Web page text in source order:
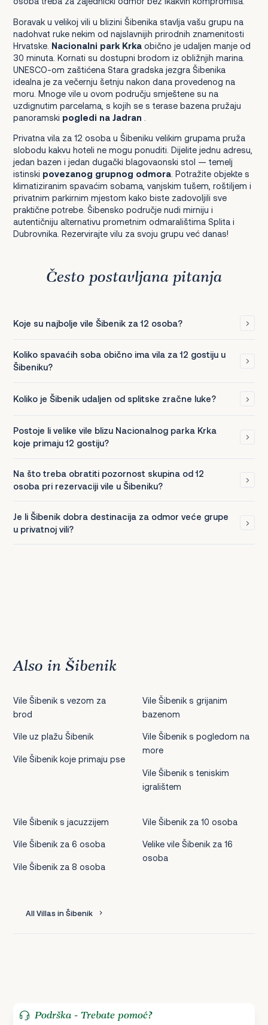
Boravak u velikoj vili u blizini Šibenika stavlja vašu grupu na
nadohvat ruke nekim od najslavnijih prirodnih znamenitosti
Hrvatske. Nacionalni park Krkaobično je udaljen manje od
30 minuta. Kornati su dostupni brodom iz obližnjih marina.
UNESCO-om zaštićena Stara gradska jezgra Šibenika
idealna je za večernju šetnju nakon dana provedenog na
moru. Mnoge vile u ovom području smještene su na
uzdignutim parcelama, s kojih se s terase bazena pružaju
panoramski pogledi na Jadran
Privatna vila za 12 osoba u Šibeniku velikim grupama pruža
slobodu kakvu hoteli ne mogu ponuditi. Dijelite jednu adresu,
jedan bazen i jedan dugački blagovaonski stol — temelj
istinski povezanog grupnog odmora. Potražite objekte s
klimatiziranim spavaćim sobama, vanjskim tušem, roštiljem i
privatnim parkirnim mjestom kako biste zadovoljili sve
praktične potrebe. Šibensko područje nudi mirniju i
autentičniju alternativu prometnim odmaralištima Splita i
Dubrovnika. Rezervirajte vilu za svoju grupu već danas!
Često postavljana pitanja
Koje su najbolje vile Šibenik za 12 osoba?
Koliko spavaćih soba obično ima vila za 12 gostiju u
Šibeniku?
Koliko je Šibenik udaljen od splitske zračne luke?
Postoje li velike vile blizu Nacionalnog parka Krka
koje primaju 12 gostiju?
Na što treba obratiti pozornost skupina od 12
osoba pri rezervaciji vile u Šibeniku?
Je li Šibenik dobra destinacija za odmor veće grupe
u privatnoj vili?
Also in Šibenik
Vile Šibenik s vezom za
brod
Vile uz plažu Šibenik
Vile Šibenik koje primaju pse
Vile Šibenik s grijanim
bazenom
Vile Šibenik s pogledom na
more
Vile Šibenik s teniskim
igralištem
Vile Šibenik s jacuzzijem
Vile Šibenik za 6 osoba
Vile Šibenik za 8 osoba
Vile Šibenik za 10 osoba
Velike vile Šibenik za 16
osoba
All Villas in Šibenik
Podrška - Trebate pomoć?